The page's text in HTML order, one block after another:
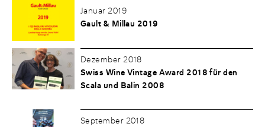
Januar 2019
Gault & Millau 2019
Dezember 2018
Swiss Wine Vintage Award 2018 für den
Scala und Balin 2008
September 2018